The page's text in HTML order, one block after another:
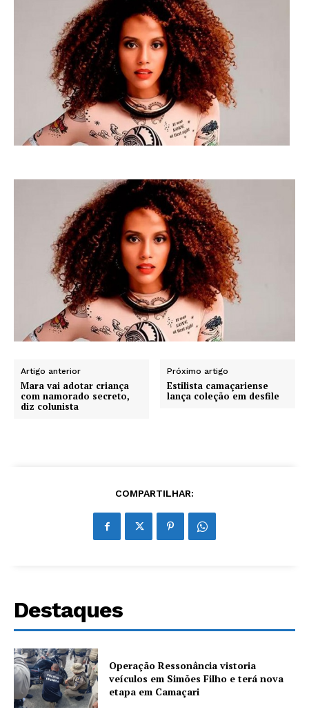
Artigo anterior
Mara vai adotar criança
com namorado secreto,
diz colunista
Próximo artigo
Estilista camaçariense
lança coleção em desfile
COMPARTILHAR:
Destaques
Operação Ressonância vistoria
veículos em Simões Filho e terá nova
etapa em Camaçari